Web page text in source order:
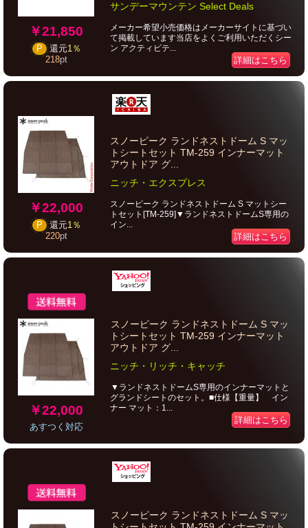
￥21,850
P 還元1％
218pt
サンデーマウンテン Select Deals
メーカー希望小売価格はメーカーサイトに基づい
て掲載しています当店をよくご利用いただくシー
ン アクティビテ...
詳細はこちら
￥22,000
P 還元1％
220pt
スノーピーク ランドネストドーム S マッ
トシートセット TM-259 インナーマット
アウトドア グ...
ニッチ・エクスプレス
スノーピーク ランドネストドーム S マットシー
トセット[TM-259]▼ランドネストドームS専用の
イン...
詳細はこちら
￥22,000
あすつく対応
スノーピーク ランドネストドーム S マッ
トシートセット TM-259 インナーマット
アウトドア グ...
ニッチ・リッチ・キャッチ
▼ランドネストドームS専用のインナーマットと
グランドシートのセット。■仕様【重量】 イン
ナー マット：1...
詳細はこちら
スノーピーク ランドネストドーム S マッ